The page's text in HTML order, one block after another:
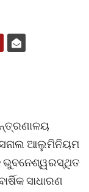
ଆଲୁମିନିୟମ
ଭୁବନେଶ୍ୱରସ୍ଥିତ
ସାଧାରଣ